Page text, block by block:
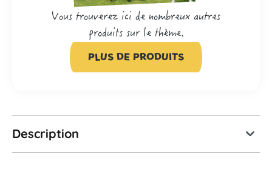
Vous trouverez ici de nombreux autres
produits sur le thème.
PLUS DE PRODUITS
Description